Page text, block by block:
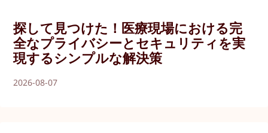
探して見つけた！医療現場における完
全なプライバシーとセキュリティを実
現するシンプルな解決策
2026-08-07